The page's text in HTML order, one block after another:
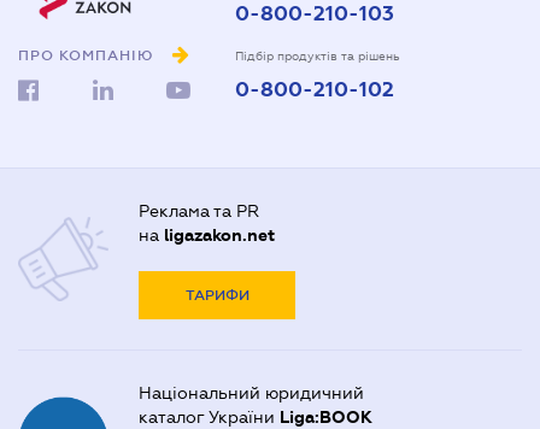
ПРО КОМПАНІЮ
0-800-210-103
Підбір продуктів та рішень
0-800-210-102
Реклама та PR
на ligazakon.net
ТАРИФИ
Національний юридичний
каталог України Liga:BOOK